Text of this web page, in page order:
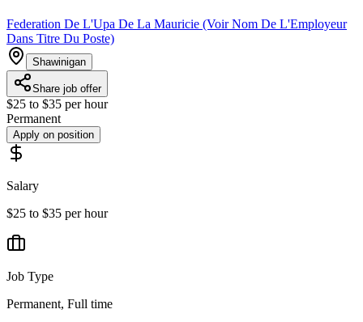
Federation De L'Upa De La Mauricie (Voir Nom De L'Employeur
Dans Titre Du Poste)
Shawinigan
Share job offer
$25 to $35 per hour
Permanent
Apply on position
Salary
$25 to $35 per hour
Job Type
Permanent, Full time